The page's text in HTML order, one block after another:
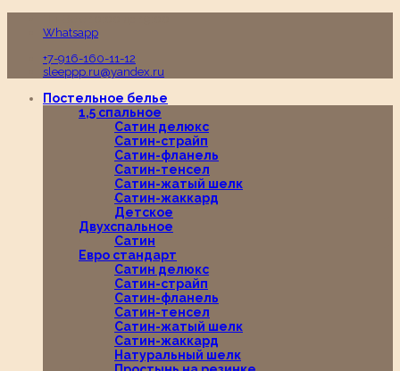
Whatsapp
+7-916-160-11-12
sleeppp.ru@yandex.ru
Постельное белье
1,5 спальное
Сатин делюкс
Сатин-страйп
Сатин-фланель
Сатин-тенсел
Сатин-жатый шелк
Сатин-жаккард
Детское
Двухспальное
Сатин
Евро стандарт
Сатин делюкс
Сатин-страйп
Сатин-фланель
Сатин-тенсел
Сатин-жатый шелк
Сатин-жаккард
Натуральный шелк